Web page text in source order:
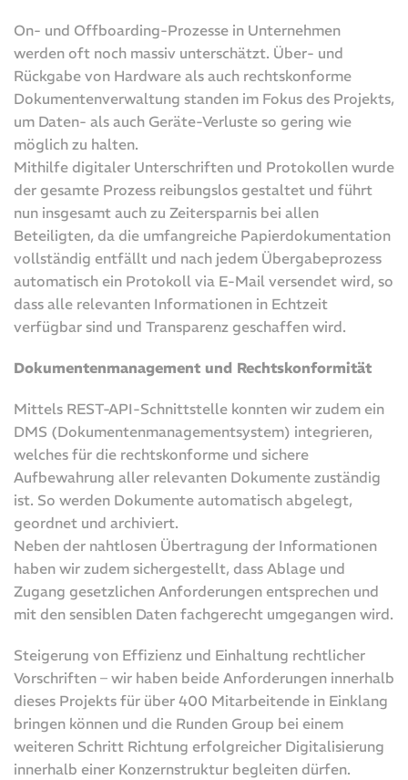
On- und Offboarding-Prozesse in Unternehmen
werden oft noch massiv unterschätzt. Über- und
Rückgabe von Hardware als auch rechtskonforme
Dokumentenverwaltung standen im Fokus des Projekts,
um Daten- als auch Geräte-Verluste so gering wie
möglich zu halten.
Mithilfe digitaler Unterschriften und Protokollen wurde
der gesamte Prozess reibungslos gestaltet und führt
nun insgesamt auch zu Zeitersparnis bei allen
Beteiligten, da die umfangreiche Papierdokumentation
vollständig entfällt und nach jedem Übergabeprozess
automatisch ein Protokoll via E-Mail versendet wird, so
dass alle relevanten Informationen in Echtzeit
verfügbar sind und Transparenz geschaffen wird.
Dokumentenmanagement und Rechtskonformität
Mittels REST-API-Schnittstelle konnten wir zudem ein
DMS (Dokumentenmanagementsystem) integrieren,
welches für die rechtskonforme und sichere
Aufbewahrung aller relevanten Dokumente zuständig
ist. So werden Dokumente automatisch abgelegt,
geordnet und archiviert.
Neben der nahtlosen Übertragung der Informationen
haben wir zudem sichergestellt, dass Ablage und
Zugang gesetzlichen Anforderungen entsprechen und
mit den sensiblen Daten fachgerecht umgegangen wird.
Steigerung von Effizienz und Einhaltung rechtlicher
Vorschriften – wir haben beide Anforderungen innerhalb
dieses Projekts für über 400 Mitarbeitende in Einklang
bringen können und die Runden Group bei einem
weiteren Schritt Richtung erfolgreicher Digitalisierung
innerhalb einer Konzernstruktur begleiten dürfen.